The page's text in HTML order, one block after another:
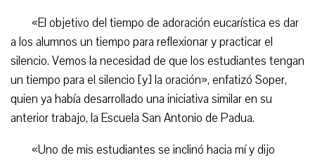
«El objetivo del tiempo de adoración eucarística es dar
a los alumnos un tiempo para reflexionar y practicar el
silencio. Vemos la necesidad de que los estudiantes tengan
un tiempo para el silencio [y] la oración», enfatizó Soper,
quien ya había desarrollado una iniciativa similar en su
anterior trabajo, la Escuela San Antonio de Padua.
«Uno de mis estudiantes se inclinó hacia mí y dijo